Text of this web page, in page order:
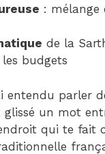
: mélange
de la
budgets
entendu parler
un mot
qui te fait